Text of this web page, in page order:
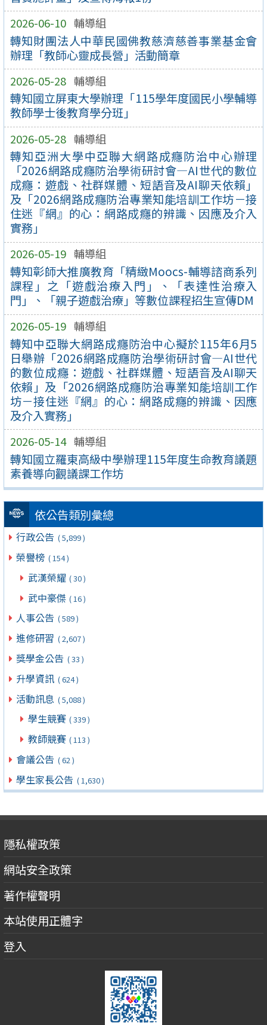
2026-06-10 輔導組
轉知財團法人中華民國佛教慈濟慈善事業基金會
辦理「教師心靈成長營」活動簡章
2026-05-28 輔導組
轉知國立屏東大學辦理「115學年度國民小學輔導
教師學士後教育學分班」
2026-05-28 輔導組
轉知亞洲大學中亞聯大網路成癮防治中心辦理
「2026網路成癮防治學術研討會—AI世代的數位
成癮：遊戲、社群媒體、短語音及AI聊天依賴」
及「2026網路成癮防治專業知能培訓工作坊－接
住迷『網』的心：網路成癮的辨識、因應及介入
實務」
2026-05-19 輔導組
轉知彰師大推廣教育「精緻Moocs-輔導諮商系列
課程」之「遊戲治療入門」、「表達性治療入
門」、「親子遊戲治療」等數位課程招生宣傳DM
2026-05-19 輔導組
轉知中亞聯大網路成癮防治中心擬於115年6月5
日舉辦「2026網路成癮防治學術研討會—AI世代
的數位成癮：遊戲、社群媒體、短語音及AI聊天
依賴」及「2026網路成癮防治專業知能培訓工作
坊－接住迷『網』的心：網路成癮的辨識、因應
及介入實務」
2026-05-14 輔導組
轉知國立羅東高級中學辦理115年度生命教育議題
素養導向觀議課工作坊
依公告類別彙總
行政公告 ( 5,899 )
榮譽榜 ( 154 )
武漢榮耀 ( 30 )
武中豪傑 ( 16 )
人事公告 ( 589 )
進修研習 ( 2,607 )
獎學金公告 ( 33 )
升學資訊 ( 624 )
活動訊息 ( 5,088 )
學生競賽 ( 339 )
教師競賽 ( 113 )
會議公告 ( 62 )
學生家長公告 ( 1,630 )
隱私權政策
網站安全政策
著作權聲明
本站使用正體字
登入